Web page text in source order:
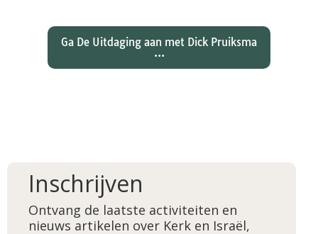
Ga De Uitdaging aan met Dick Pruiksma
...
Inschrijven
Ontvang de laatste activiteiten en
nieuws artikelen over Kerk en Israël,